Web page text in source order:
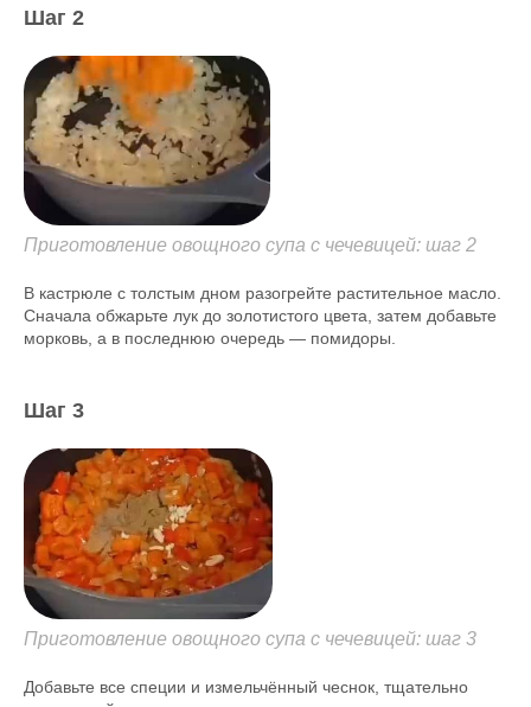
Шаг 2
Приготовление овощного супа с чечевицей: шаг 2
В кастрюле с толстым дном разогрейте растительное масло.
Сначала обжарьте лук до золотистого цвета, затем добавьте
морковь, а в последнюю очередь — помидоры.
Шаг 3
Приготовление овощного супа с чечевицей: шаг 3
Добавьте все специи и измельчённый чеснок, тщательно